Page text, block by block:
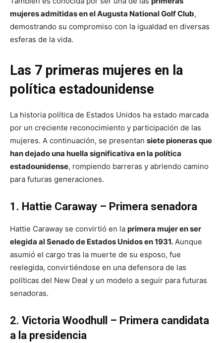
mujeres admitidas en el Augusta National Golf Club,
demostrando su compromiso con la igualdad en diversas
esferas de la vida.
Las 7 primeras mujeres en la
política estadounidense
La historia política de Estados Unidos ha estado marcada
por un creciente reconocimiento y participación de las
mujeres. A continuación, se presentan siete pioneras que
han dejado una huella significativa en la política
estadounidense, rompiendo barreras y abriendo camino
para futuras generaciones.
1. Hattie Caraway – Primera senadora
Hattie Caraway se convirtió en la primera mujer en ser
elegida al Senado de Estados Unidos en 1931. Aunque
asumió el cargo tras la muerte de su esposo, fue
reelegida, convirtiéndose en una defensora de las
políticas del New Deal y un modelo a seguir para futuras
senadoras.
2. Victoria Woodhull – Primera candidata
a la presidencia